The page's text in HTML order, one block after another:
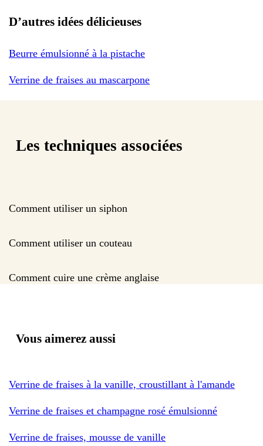
D’autres idées délicieuses
Beurre émulsionné à la pistache
Verrine de fraises au mascarpone
Les techniques associées
Comment utiliser un siphon
Comment utiliser un couteau
Comment cuire une crème anglaise
Vous aimerez aussi
Verrine de fraises à la vanille, croustillant à l'amande
Verrine de fraises et champagne rosé émulsionné
Verrine de fraises, mousse de vanille